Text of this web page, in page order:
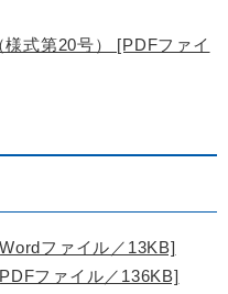
様式第20号） [PDFファイ
ファイル／13KB]
ファイル／136KB]